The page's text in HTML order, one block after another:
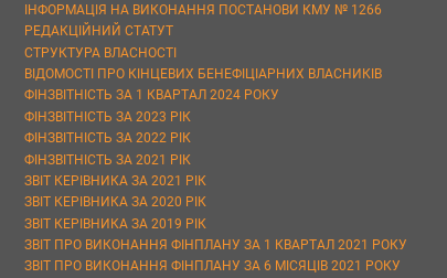
ІНФОРМАЦІЯ НА ВИКОНАННЯ ПОСТАНОВИ КМУ № 1266
РЕДАКЦІЙНИЙ СТАТУТ
СТРУКТУРА ВЛАСНОСТІ
ВІДОМОСТІ ПРО КІНЦЕВИХ БЕНЕФІЦІАРНИХ ВЛАСНИКІВ
ФІНЗВІТНІСТЬ ЗА 1 КВАРТАЛ 2024 РОКУ
ФІНЗВІТНІСТЬ ЗА 2023 РІК
ФІНЗВІТНІСТЬ ЗА 2022 РІК
ФІНЗВІТНІСТЬ ЗА 2021 РІК
ЗВІТ КЕРІВНИКА ЗА 2021 РІК
ЗВІТ КЕРІВНИКА ЗА 2020 РІК
ЗВІТ КЕРІВНИКА ЗА 2019 РІК
ЗВІТ ПРО ВИКОНАННЯ ФІНПЛАНУ ЗА 1 КВАРТАЛ 2021 РОКУ
ЗВІТ ПРО ВИКОНАННЯ ФІНПЛАНУ ЗА 6 МІСЯЦІВ 2021 РОКУ